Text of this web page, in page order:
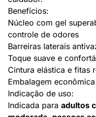
Benefícios:
Núcleo com gel
controle de odores
Barreiras laterais
Toque suave e
Cintura elástica e fitas
Embalagem
Indicação de uso:
Indicada para adultos